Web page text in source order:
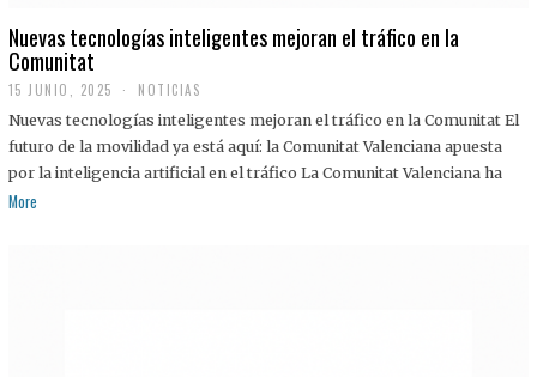
Nuevas tecnologías inteligentes mejoran el tráfico en la
Comunitat
15 JUNIO, 2025 NOTICIAS
Nuevas tecnologías inteligentes mejoran el tráfico en la Comunitat El
futuro de la movilidad ya está aquí: la Comunitat Valenciana apuesta
por la inteligencia artificial en el tráfico La Comunitat Valenciana ha
More